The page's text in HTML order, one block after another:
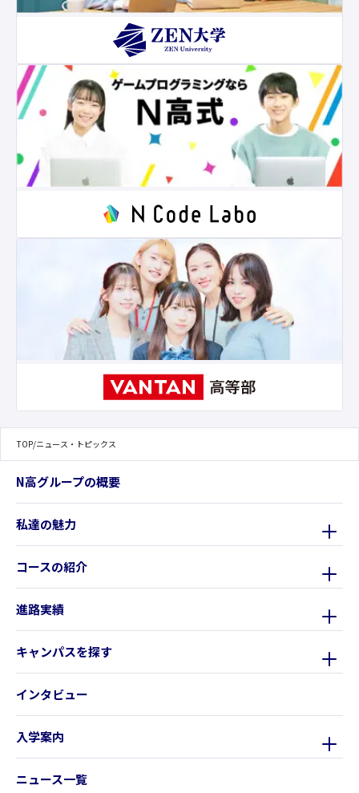
TOP/ニュース・トピックス
N高グループの概要
私達の魅力
コースの紹介
進路実績
キャンパスを探す
インタビュー
入学案内
ニュース一覧